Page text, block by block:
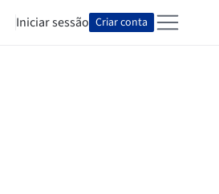
Iniciar sessão Criar conta